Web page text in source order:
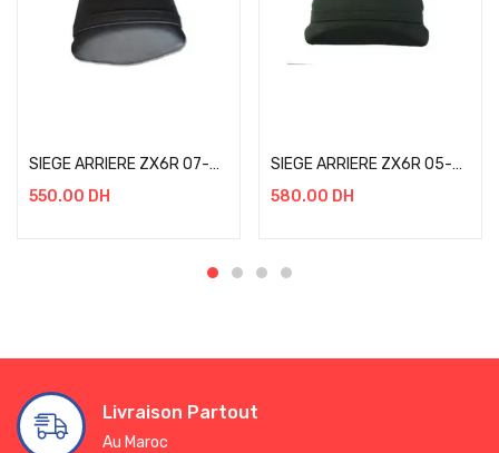
SIEGE ARRIERE ZX6R 07-08
550.00 DH
SIEGE ARRIERE ZX6R 05-06
580.00 DH
Livraison Partout
Au Maroc